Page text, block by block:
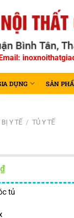
DỤNG SẢN
Y TẾ / TỦ Y TẾ
₫Giá
hiện
tại
tủ